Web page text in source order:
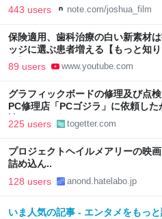
443 users note.com/joshua_film
保険適用、歯科治療の白い新素材
ッジに選ぶ患者増える【もっと知
グ】(2026年8月3日)
89 users www.youtube.com
グラフィックボードの修理及び点
PC修理店「PCゴジラ」に依頼し
読めてしまう
225 users togetter.com
プロジェクトヘイルメアリーの映
詰め込ん..
128 users anond.hatelabo.jp
いま人気の記事 - エンタメをもっ